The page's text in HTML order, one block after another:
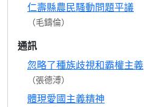
仁壽縣農民騷動問題平議
（毛鑄倫）
通訊
忽略了種族歧視和霸權主義
（張德溥）
體現愛國主義精神